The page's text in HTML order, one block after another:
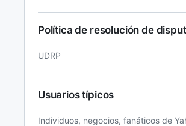
Política de resolución de
UDRP
Usuarios típicos
Individuos, negocios, fanáticos de